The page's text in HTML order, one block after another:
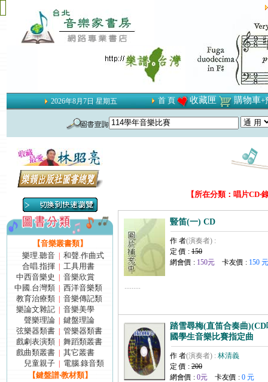
2026年8月7日 星期五 首 頁 收藏匣 購物車+
【音樂叢書類】
樂理.聽音
和聲.作曲式
合唱.指揮
工具用書
中西音樂史
音樂欣賞
中國.台灣類
西洋音樂類
教育治療類
音樂傳記類
樂論文雜記
音樂美學
聲樂理論
鍵盤理論
弦樂器類書
管樂器類書
戲劇表演類
舞蹈類叢書
戲曲類叢書
其它叢書
兒童親子
電腦.錄音類
【鍵盤譜‧教材類】
【所在分類：唱片CD‧
豎笛(一) CD
作 者(演奏者) :
定 價 : 150
網會價 : 150元 卡友價 : 150 元
.........
踏雪尋梅(直笛合奏曲
國學生音樂比賽指定曲
作 者(演奏者) : 林清義
定 價 : 200
網會價 : 0元 卡友價 : 0 元